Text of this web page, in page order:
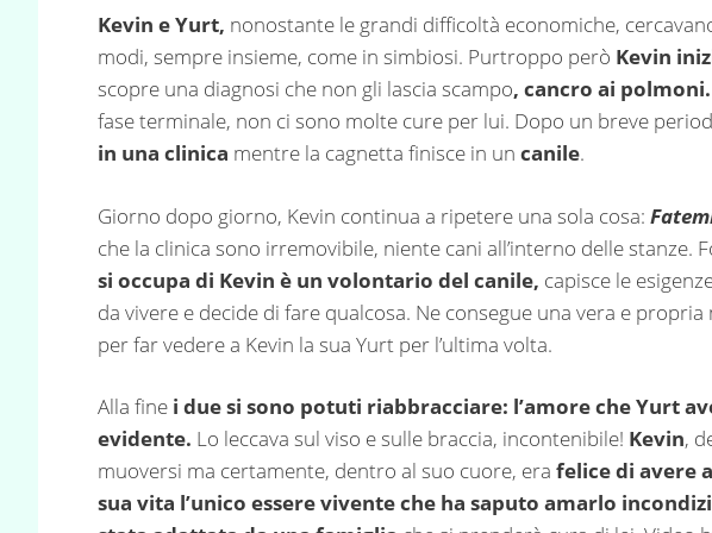
Kevin e Yurt, nonostante le grandi difficoltà economiche,
modi, sempre insieme, come in simbiosi. Purtroppo però Kevin
scopre una diagnosi che non gli lascia scampo, cancro ai polmoni.
fase terminale, non ci sono molte cure per lui. Dopo un breve
in una clinica mentre la cagnetta finisce in un canile.
Giorno dopo giorno, Kevin continua a ripetere una sola cosa:
che la clinica sono irremovibile, niente cani all’interno delle stanze.
si occupa di Kevin è un volontario del canile, capisce le
da vivere e decide di fare qualcosa. Ne consegue una vera e
per far vedere a Kevin la sua Yurt per l’ultima volta.
Alla fine i due si sono potuti riabbracciare: l’amore che Yurt
evidente. Lo leccava sul viso e sulle braccia, incontenibile! Kevin,
muoversi ma certamente, dentro al suo cuore, era felice di avere
sua vita l’unico essere vivente che ha saputo amarlo